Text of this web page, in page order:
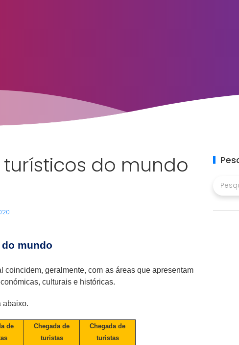
do mundo
mundo
geralmente, com as áreas que apresentam
culturais e históricas.
abaixo.
de
Chegada de
turistas
Chegada de
turistas